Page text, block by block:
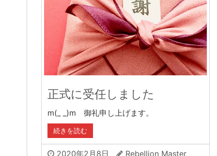
正式に受任しました
m(_ _)m 御礼申し上げます。
続きを読む
2020年2月8日 Rebellion Master